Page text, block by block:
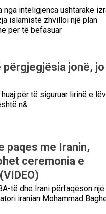
nga inteligjenca ushtarake
islamiste zhvilloi një plan
për të befasuar
përgjegjësia jonë, jo
për të siguruar lirinë e
n&
paqes me Iranin,
ceremonia e
të dhe Irani përfaqëson një
iranian Mohammad